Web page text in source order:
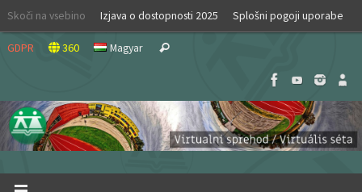
Skip
content
Skoči na vsebino Izjava o dostopnosti 2025 Splošni pogoji uporabe
GDPR 360 Magyar Search